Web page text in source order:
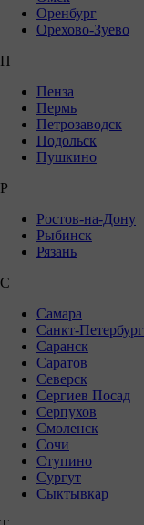
Оренбург
Орехово-Зуево
П
Пенза
Пермь
Петрозаводск
Подольск
Пушкино
Р
Ростов-на-Дону
Рыбинск
Рязань
С
Самара
Санкт-Петербург
Саранск
Саратов
Северск
Сергиев Посад
Серпухов
Смоленск
Сочи
Ступино
Сургут
Сыктывкар